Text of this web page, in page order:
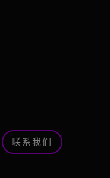
联系我们